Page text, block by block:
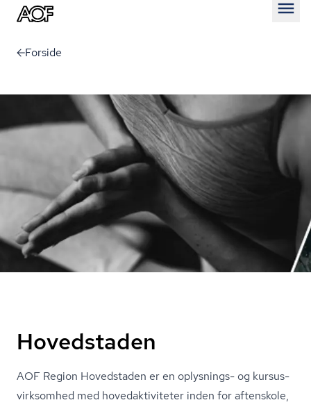
Forside
Hovedstaden
AOF Region Hovedstaden er en oplysnings- og kur­sus­
virk­som­hed med ho­ve­d­ak­ti­vi­te­ter inden for aftenskole,